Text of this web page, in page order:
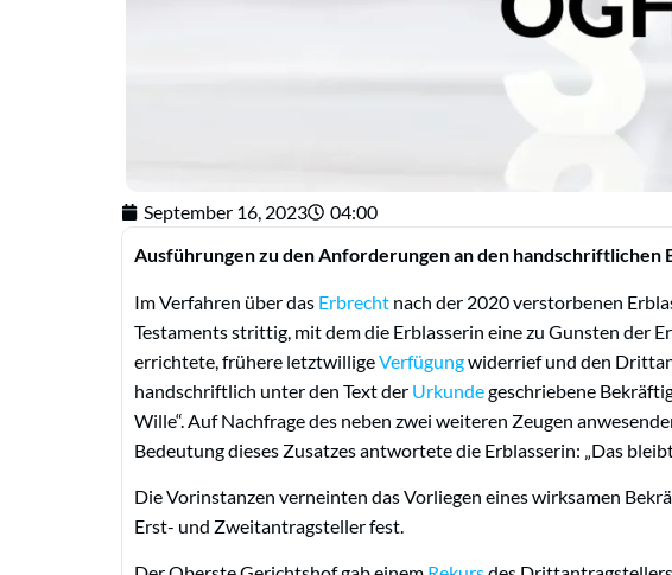
September 16, 2023
04:00
Ausführungen zu den Anforderungen an den
Im Verfahren über das Erbrecht nach der 2020 verstorbenen
Testaments strittig, mit dem die Erblasserin eine zu Gunsten der
errichtete, frühere letztwilligeVerfügungwiderrief und den
handschriftlich unter den Text der Urkundegeschriebene
Wille“. Auf Nachfrage des neben zwei weiteren Zeugen
Bedeutung dieses Zusatzes antwortete die Erblasserin: „Das
Die Vorinstanzen verneinten das Vorliegen eines wirksamen
Erst- und Zweitantragsteller fest.